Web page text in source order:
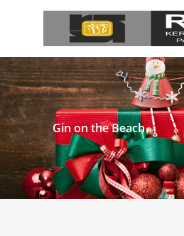
Gin on the Beach